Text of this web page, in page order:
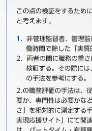
この点の検証をするため
と考えます。
非管理監督者、管理
働時間で除した「実質
両者の間に職務の重
検証する。その際に
の手法を参考にする。
2.の職務評価の手法は、
要か、専門性は必要かな
さ」を相対的に測定する
実現応援サイト」にて関